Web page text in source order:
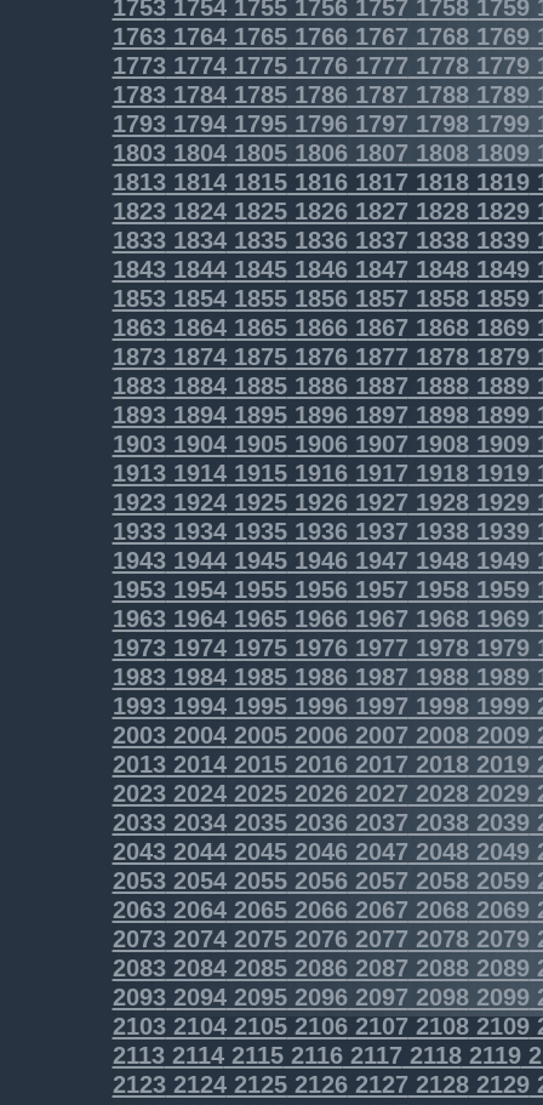
17531754175517561757 17581759
17631764176517661767 17681769
17731774177517761777 17781779
17831784178517861787 17881789
17931794179517961797 17981799
18031804180518061807 18081809
1813181418151816181718181819
1823182418251826182718281829
1833183418351836183718381839
1843184418451846184718481849
1853185418551856185718581859
1863186418651866186718681869
1873187418751876187718781879
1883188418851886188718881889
1893189418951896189718981899
1903190419051906190719081909
1913191419151916191719181919
1923192419251926192719281929
1933193419351936193719381939
1943194419451946194719481949
1953195419551956195719581959
1963196419651966196719681969
19731974197519761977 19781979
19831984198519861987 19881989
19931994199519961997 19981999
20032004200520062007 20082009
20132014201520162017 20182019
2023202420252026202720282029
20332034203520362037 20382039
20432044204520462047 20482049
20532054205520562057 20582059
20632064206520662067 20682069
20732074207520762077 20782079
20832084208520862087 20882089
20932094209520962097 20982099
2103210421052106210721082109
2113211421152116211721182119
2123212421252126212721282129